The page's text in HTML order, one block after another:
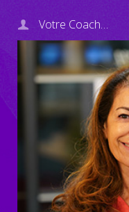
Votre Coach…